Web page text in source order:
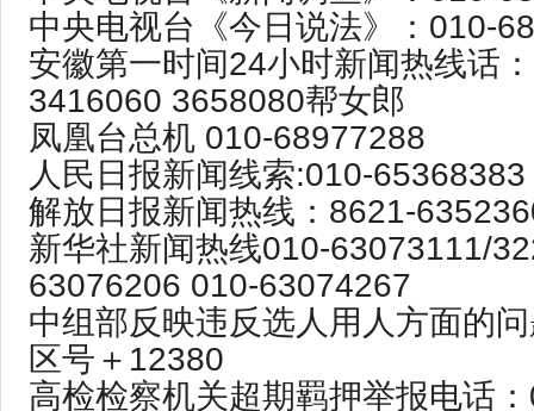
中央电视台《今日说法》：010-
安徽第一时间24小时新闻热线话
3416060 3658080帮女郎
凤凰台总机 010-68977288
人民日报新闻线索:010-65368383
解放日报新闻热线：8621-
新华社新闻热线010-63073111/
63076206 010-63074267
中组部反映违反选人用人方面的
区号＋12380
高检检察机关超期羁押举报电话